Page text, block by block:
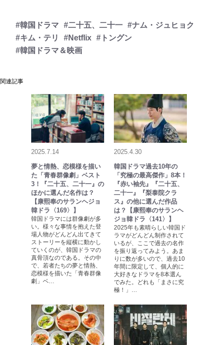
#韓国ドラマ #二十五、二十一 #ナム・ジュヒョク
#キム・テリ
#Netflix #トングン
#韓国ドラマ＆映画
関連記事
2025.7.14
夢と情熱、恋模様を描い
た「青春群像劇」ベスト
3！『二十五、二十一』の
ほかに選んだ名作は？
【康熙奉のサランヘジョ
韓ドラ〈169〉】
韓国ドラマには群像劇が多
い。様々な事情を抱えた登
場人物がどんどん出てきて
ストーリーを縦横に動かし
ていくのが、韓国ドラマの
真骨頂なのである。その中
で、若者たちの夢と情熱、
恋模様を描いた「青春群像
劇」ベ…
2025.4.30
韓国ドラマ過去10年の
「究極の最高傑作」8本！
『赤い袖先』『二十五、
二十一』『梨泰院クラ
ス』の他に選んだ作品
は？【康熙奉のサランヘ
ジョ韓ドラ〈141〉】
2025年も素晴らしい韓国ド
ラマがどんどん制作されて
いるが、ここで過去の名作
を振り返ってみよう。あま
りに数が多いので、過去10
年間に限定して、個人的に
大好きなドラマを8本選ん
でみた。どれも「まさに究
極！」…